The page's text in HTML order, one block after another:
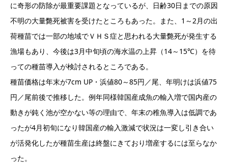
に奇形の防除が最重要課題となっているが、日齢30日までの原因
不明の大量斃死被害を受けたところもあった。また、1～2月の出
荷種苗では一部の地域でＶＨＳ症と思われる大量斃死が発生する
漁場もあり、今後は3月中旬頃の海水温の上昇（14～15℃）を待
っての種苗導入が検討されるところである。
種苗価格は年末が7cm UP・浜値80～85円／尾、年明けは浜値75
円／尾前後で推移した。例年同様韓国産成魚の輸入増で国内産の
動きが鈍く池が空かない等の理由で、年末の稚魚導入は低調であ
ったが4月初旬になり韓国産の輸入激減で状況は一変し引き合い
が活発化したが種苗生産は終盤にきており増産するには至らなか
った。